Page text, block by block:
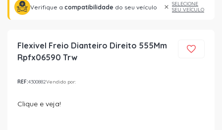
Verifique a compatibilidade do seu veículo
SELECIONE
SEU VEÍCULO
Flexivel Freio Dianteiro Direito 555Mm
Rpfx06590 Trw
REF:4300882Vendido por:
Clique e veja!